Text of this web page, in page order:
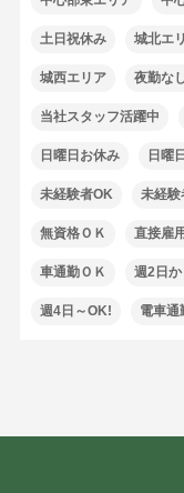
土日祝休み 城北エ
城西エリア 夜勤な
当社スタッフ活躍中
日曜日お休み 日曜
未経験者OK 未経験
無資格ＯＫ 直接雇
車通勤ＯＫ 週2日
週4日～OK! 電車通